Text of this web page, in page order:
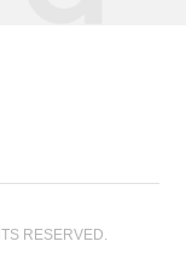
RESERVED.